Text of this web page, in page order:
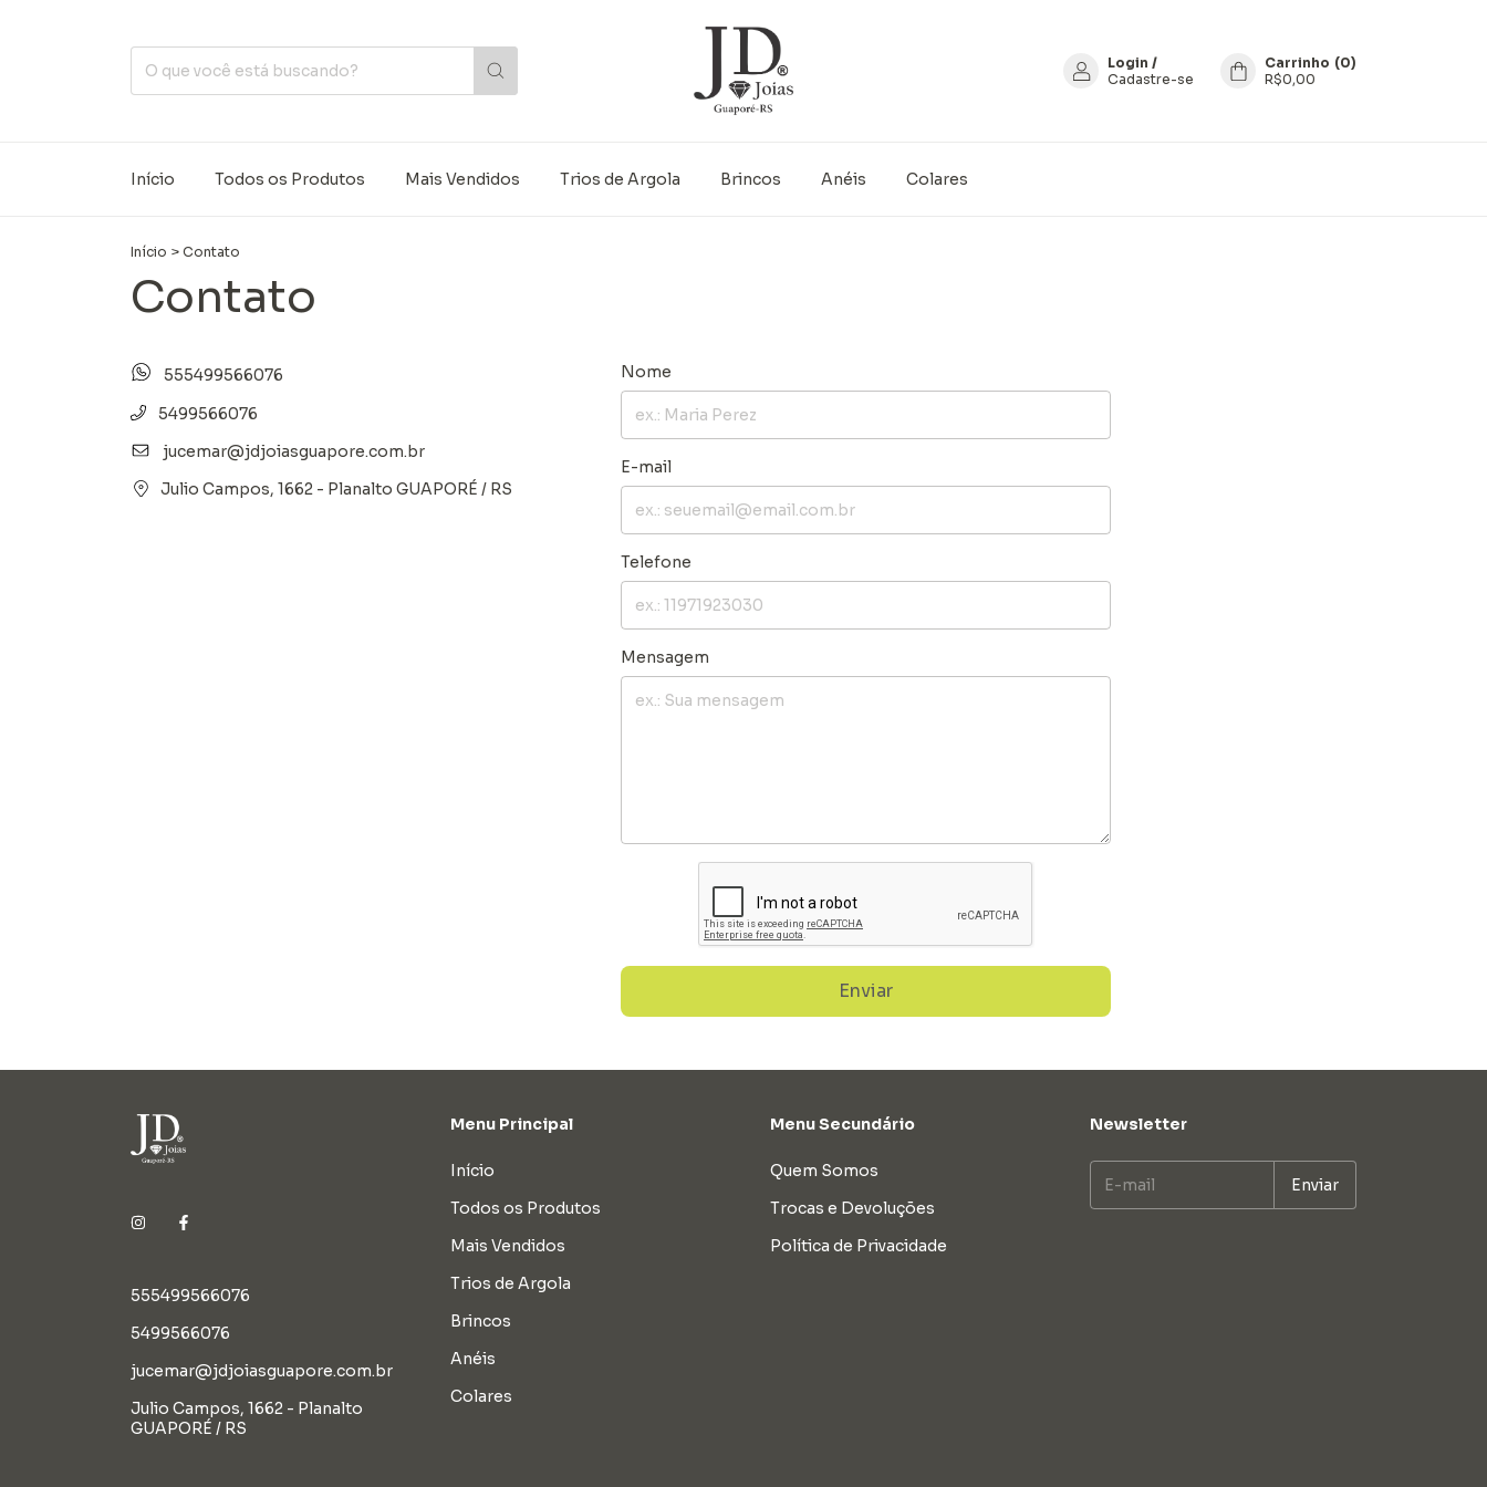
Login /
Cadastre-se
Carrinho (0)
R$0,00
Início Todos os Produtos Mais Vendidos Trios de Argola Brincos Anéis Colares
Início > Contato
Contato
555499566076
5499566076
jucemar@jdjoiasguapore.com.br
Julio Campos, 1662 - Planalto GUAPORÉ / RS
Nome
E-mail
Telefone
Mensagem
Enviar
555499566076
5499566076
jucemar@jdjoiasguapore.com.br
Julio Campos, 1662 - Planalto
GUAPORÉ / RS
Menu Principal
Início
Todos os Produtos
Mais Vendidos
Trios de Argola
Brincos
Anéis
Colares
Menu Secundário
Quem Somos
Trocas e Devoluções
Política de Privacidade
Newsletter